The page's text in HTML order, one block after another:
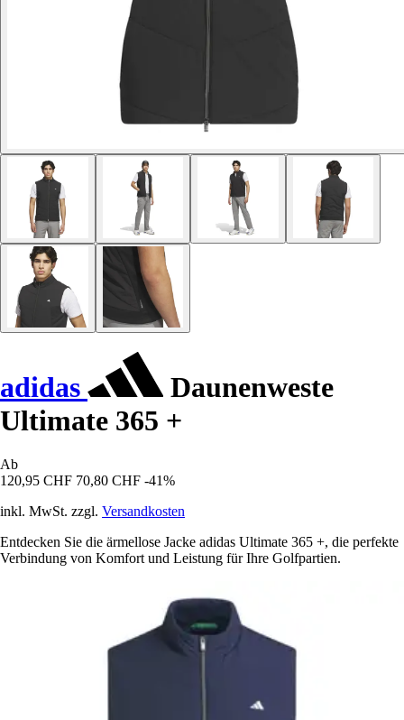
adidas
Daunenweste
Ultimate 365 +
Ab
120,95 CHF 70,80 CHF -41%
inkl. MwSt. zzgl. Versandkosten
Entdecken Sie die ärmellose Jacke adidas Ultimate 365 +, die perfekte
Verbindung von Komfort und Leistung für Ihre Golfpartien.